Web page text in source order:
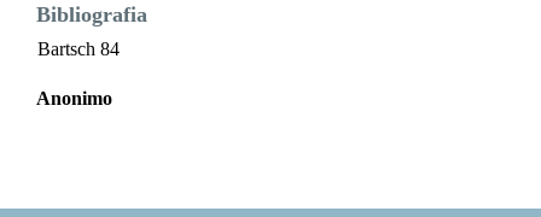
Bibliografia
Bartsch 84
Anonimo